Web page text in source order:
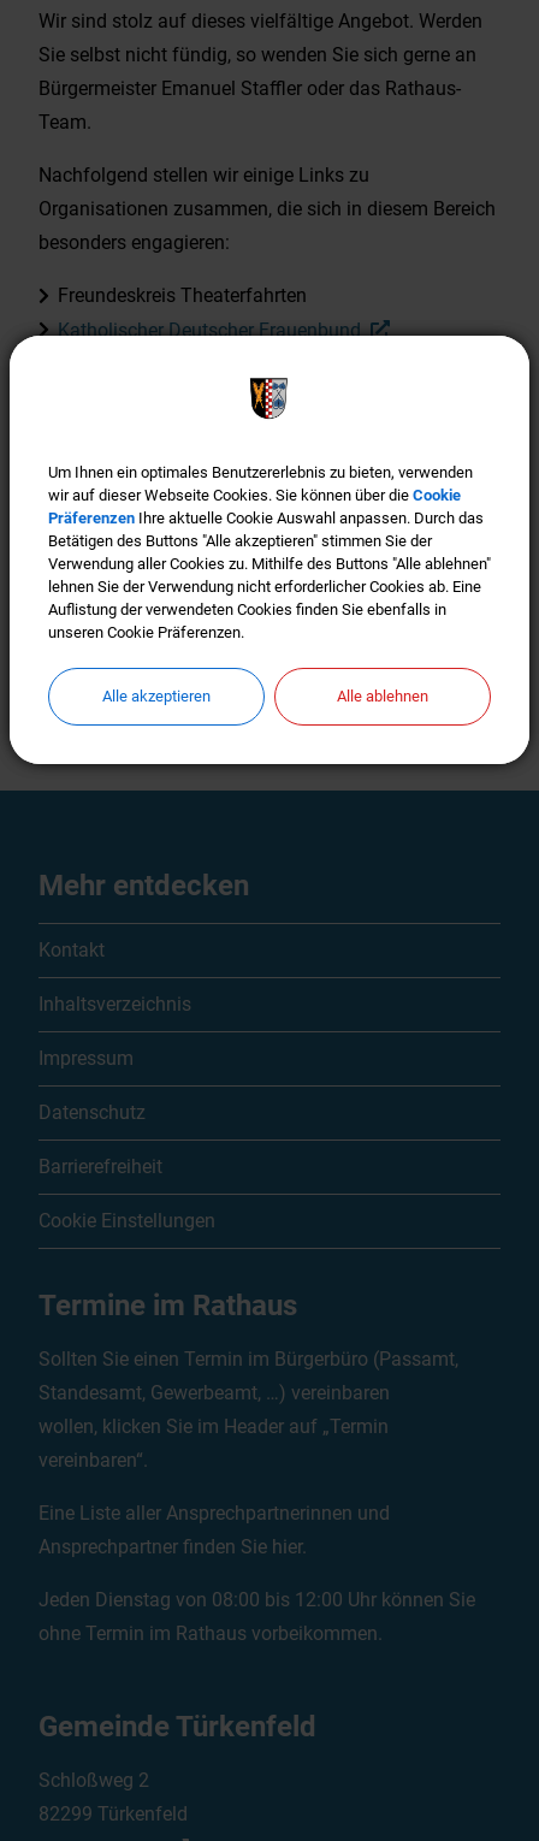
Wir sind stolz auf dieses vielfältige Angebot. Werden
Sie selbst nicht fündig, so wenden Sie sich gerne an
Bürgermeister Emanuel Staffler oder das Rathaus-
Team.
Nachfolgend stellen wir einige Links zu
Organisationen zusammen, die sich in diesem Bereich
besonders engagieren:
Freundeskreis Theaterfahrten
Katholischer Deutscher Frauenbund
VdK
Mehr entdecken
Kontakt
Inhaltsverzeichnis
Impressum
Datenschutz
Barrierefreiheit
Cookie Einstellungen
Termine im Rathaus
Sollten Sie einen Termin im Bürgerbüro (Passamt,
Standesamt, Gewerbeamt, …) vereinbaren
wollen, klicken Sie im Header auf „Termin
vereinbaren“.
Eine Liste aller Ansprechpartnerinnen und
Ansprechpartner finden Sie hier.
Jeden Dienstag von 08:00 bis 12:00 Uhr können Sie
ohne Termin im Rathaus vorbeikommen.
Gemeinde Türkenfeld
Schloßweg 2
82299 Türkenfeld
Um Ihnen ein optimales Benutzererlebnis zu bieten, verwenden
wir auf dieser Webseite Cookies. Sie können über die Cookie
Präferenzen Ihre aktuelle Cookie Auswahl anpassen. Durch das
Betätigen des Buttons "Alle akzeptieren" stimmen Sie der
Verwendung aller Cookies zu. Mithilfe des Buttons "Alle ablehnen"
lehnen Sie der Verwendung nicht erforderlicher Cookies ab. Eine
Auflistung der verwendeten Cookies finden Sie ebenfalls in
unseren Cookie Präferenzen.
Alle akzeptieren Alle ablehnen
Um Ihnen ein optimales Benutzererlebnis zu bieten, verwenden
wir auf dieser Webseite Cookies. Sie können über die Cookie
Präferenzen Ihre aktuelle Cookie Auswahl anpassen. Durch das
Betätigen des Buttons "Alle akzeptieren" stimmen Sie der
Verwendung aller Cookies zu. Mithilfe des Buttons "Alle ablehnen"
lehnen Sie der Verwendung nicht erforderlicher Cookies ab. Eine
Auflistung der verwendeten Cookies finden Sie ebenfalls in
unseren Cookie Präferenzen.
Alle akzeptieren Alle ablehnen